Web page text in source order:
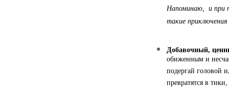
Напоминаю, и при
такие
Добавочный,
обиженным и
подергай головой
превратятся в